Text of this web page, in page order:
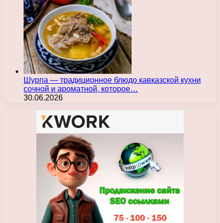
Шурпа — традиционное блюдо кавказской кухни
сочной и ароматной, которое…
30.06.2026